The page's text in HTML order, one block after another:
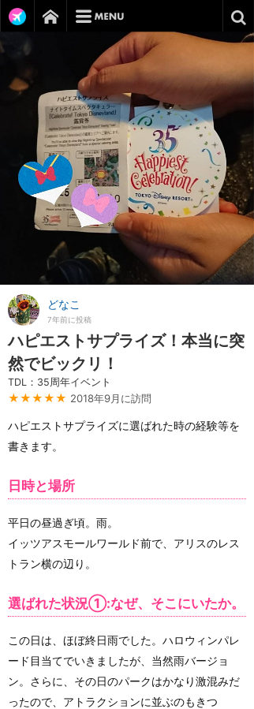
どなこ
7年前に投稿
ハピエストサプライズ！本当に突
然でビックリ！
TDL：35周年イベント
★★★★★ 2018年9月に訪問
ハピエストサプライズに選ばれた時の経験等を
書きます。
日時と場所
平日の昼過ぎ頃。雨。
イッツアスモールワールド前で、アリスのレス
トラン横の辺り。
選ばれた状況①:なぜ、そこにいたか。
この日は、ほぼ終日雨でした。ハロウィンパレ
ード目当てでいきましたが、当然雨バージョ
ン。さらに、その日のパークはかなり激混みだ
ったので、アトラクションに並ぶのもきつ